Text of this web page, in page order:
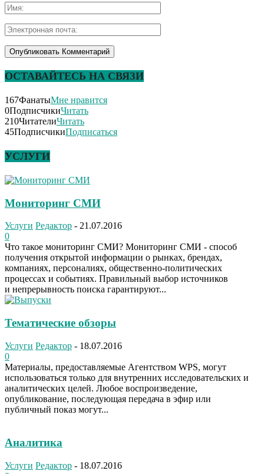
ОСТАВАЙТЕСЬ НА СВЯЗИ
167ФанатыМне нравится
0ПодписчикиЧитать
210ЧитателиЧитать
45ПодписчикиПодписаться
УСЛУГИ
Мониторинг СМИ
Услуги Редактор - 21.07.2016
0
Что такое мониторинг СМИ? Мониторинг СМИ - способ
получения открытой информации о рынках, брендах,
компаниях, персоналиях, общественно-политических
процессах и событиях. Правильный выбор источников
и непрерывность поиска гарантируют...
Тематические обзоры
Услуги Редактор - 18.07.2016
0
Материалы, предоставляемые Агентством WPS, могут
использоваться только для внутренних исследовательских и
аналитических целей. Любое воспроизведение,
опубликование, последующая передача в эфир или
публичный показ могут...
Аналитика
Услуги Редактор - 18.07.2016